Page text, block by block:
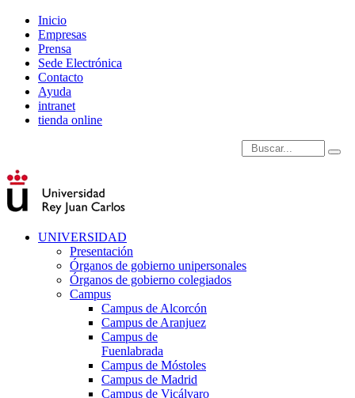
Inicio
Empresas
Prensa
Sede Electrónica
Contacto
Ayuda
intranet
tienda online
Introduce términos de
UNIVERSIDAD
Presentación
Órganos de gobierno unipersonales
Órganos de gobierno colegiados
Campus
Campus de Alcorcón
Campus de Aranjuez
Campus de
Fuenlabrada
Campus de Móstoles
Campus de Madrid
Campus de Vicálvaro